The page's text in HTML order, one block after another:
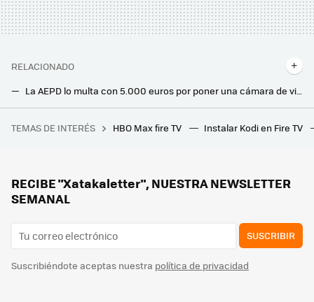
RELACIONADO
La AEPD lo multa con 5.000 euros por poner una cámara de vigilancia en la casa en la que vivía con su mujer
'Mickey 17' arranca genial y tiene a un excelente Robert Pattinson, pero la película de ciencia ficción de Bong Joon-ho va de más a menos
TEMAS DE INTERÉS HBO Max fire TV Instalar Kodi en Fire TV
RECIBE "Xatakaletter", NUESTRA NEWSLETTER
SEMANAL
SUSCRIBIR
Suscribiéndote aceptas nuestra política de privacidad